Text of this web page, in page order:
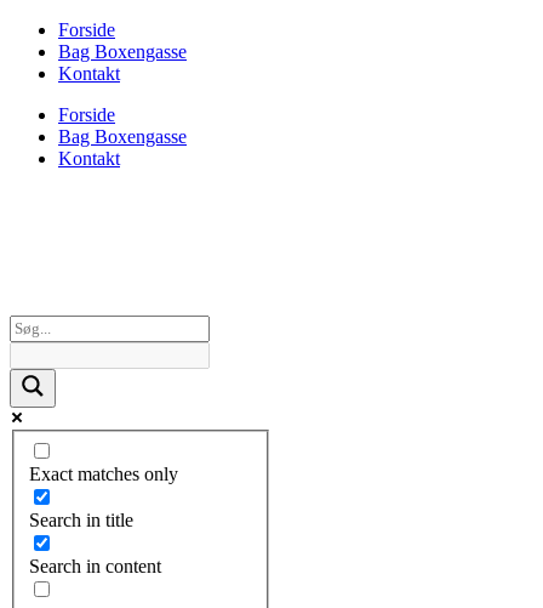
Forside
Bag Boxengasse
Kontakt
Forside
Bag Boxengasse
Kontakt
Exact matches only
Search in title
Search in content